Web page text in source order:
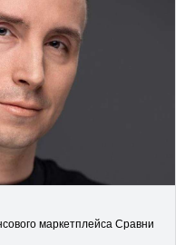
маркетплейса Сравни